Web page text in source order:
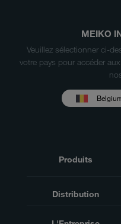
MEIKO
Veuillez sélectionner ci-
votre pays pour accéder
Produits
Distribution